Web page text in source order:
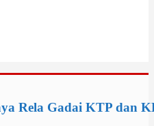
Rela Gadai KTP dan